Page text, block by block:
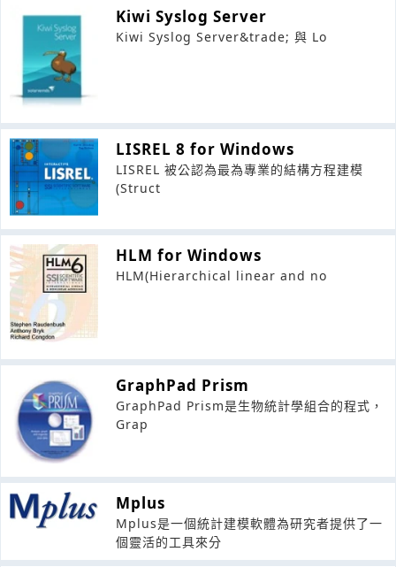
Kiwi Syslog Server
Kiwi Syslog Server&trade; 與 Lo
LISREL 8 for Windows
LISREL 被公認為最為專業的結構方程建模
(Struct
HLM for Windows
HLM(Hierarchical linear and no
GraphPad Prism
GraphPad Prism是生物統計學組合的程式，
Grap
Mplus
Mplus是一個統計建模軟體為研究者提供了一
個靈活的工具來分